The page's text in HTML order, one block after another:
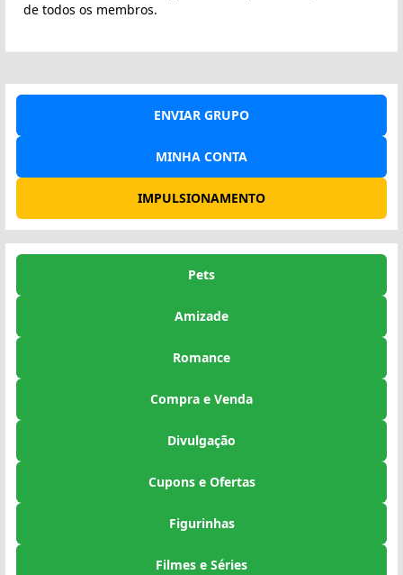
de todos os membros.
ENVIAR GRUPO
MINHA CONTA
IMPULSIONAMENTO
Pets
Amizade
Romance
Compra e Venda
Divulgação
Cupons e Ofertas
Figurinhas
Filmes e Séries